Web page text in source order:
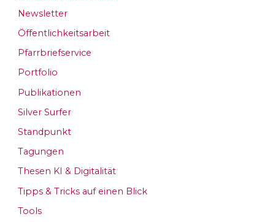
Newsletter
Öffentlichkeitsarbeit
Pfarrbriefservice
Portfolio
Publikationen
Silver Surfer
Standpunkt
Tagungen
Thesen KI & Digitalität
Tipps & Tricks auf einen Blick
Tools